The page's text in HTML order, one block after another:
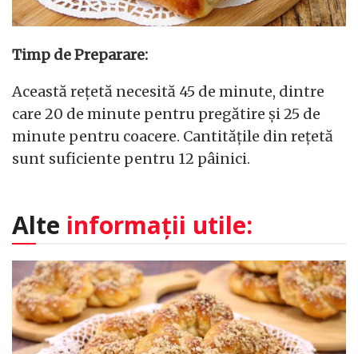
Timp de Preparare:
Această rețetă necesită 45 de minute, dintre
care 20 de minute pentru pregătire și 25 de
minute pentru coacere. Cantitățile din rețetă
sunt suficiente pentru 12 pâinici.
Alte informații utile: